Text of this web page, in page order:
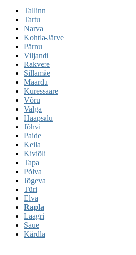
Tallinn
Tartu
Narva
Kohtla-Järve
Pärnu
Viljandi
Rakvere
Sillamäe
Maardu
Kuressaare
Võru
Valga
Haapsalu
Jõhvi
Paide
Keila
Kiviõli
Tapa
Põlva
Jõgeva
Türi
Elva
Rapla
Laagri
Saue
Kärdla